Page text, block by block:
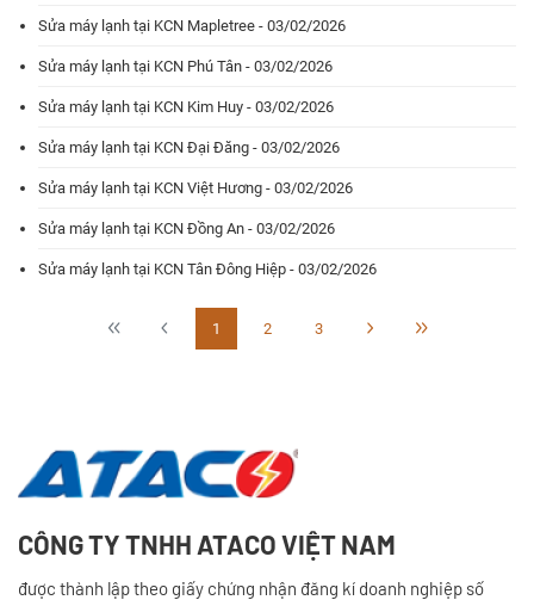
Sửa máy lạnh tại KCN Mapletree - 03/02/2026
Sửa máy lạnh tại KCN Phú Tân - 03/02/2026
Sửa máy lạnh tại KCN Kim Huy - 03/02/2026
Sửa máy lạnh tại KCN Đại Đăng - 03/02/2026
Sửa máy lạnh tại KCN Việt Hương - 03/02/2026
Sửa máy lạnh tại KCN Đồng An - 03/02/2026
Sửa máy lạnh tại KCN Tân Đông Hiệp - 03/02/2026
1 2 3
CÔNG TY TNHH ATACO VIỆT NAM
được thành lập theo giấy chứng nhận đăng kí doanh nghiệp số